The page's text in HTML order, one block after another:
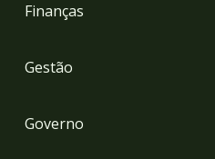
Finanças
Gestão
Governo